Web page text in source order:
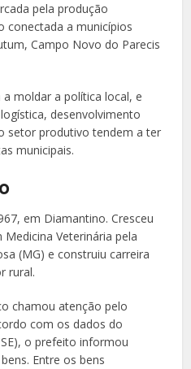
pela produção
conectada a municípios
Campo Novo do Parecis
moldar a política local, e
desenvolvimento
setor produtivo tendem a ter
municipais.
em Diamantino. Cresceu
Veterinária pela
(MG) e construiu carreira
rural.
chamou atenção pelo
com os dados do
o prefeito informou
Entre os bens